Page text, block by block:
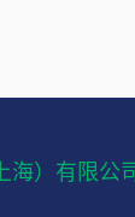
海）有限公司